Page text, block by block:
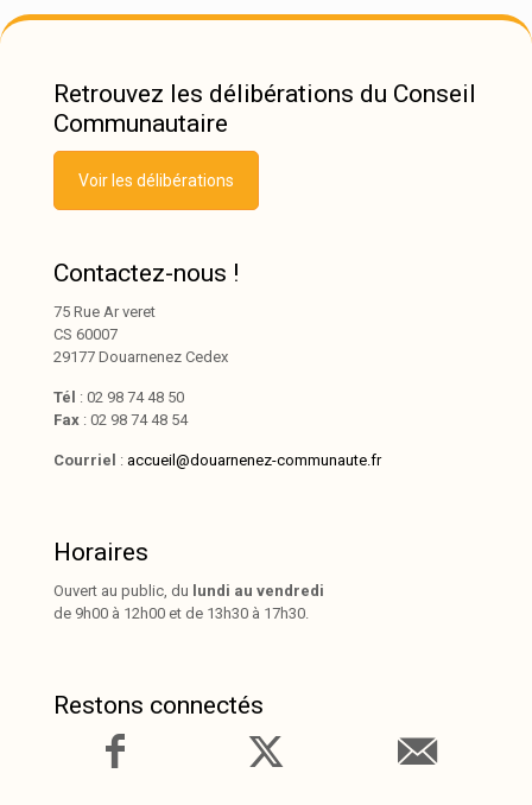
Retrouvez les délibérations du Conseil
Communautaire
Voir les délibérations
Contactez-nous !
75 Rue Ar veret
CS 60007
29177 Douarnenez Cedex
Tél : 02 98 74 48 50
Fax : 02 98 74 48 54
Courriel : accueil@douarnenez-communaute.fr
Horaires
Ouvert au public, du lundi au vendredi
de 9h00 à 12h00 et de 13h30 à 17h30.
Restons connectés